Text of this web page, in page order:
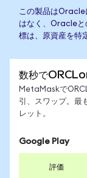
この製品はOracle
はなく、Oracleと
標は、原資産を特
数秒で
MetaMaskで
引、スワップ。最
レット。
Google Play
評価